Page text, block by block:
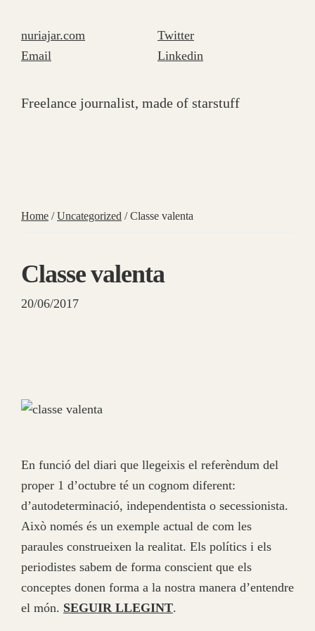
Freelance journalist, made of starstuff
nuriajar.com
Email
Twitter
Linkedin
Home / Uncategorized /Classe valenta
Classe valenta
20/06/2017
En funció del diari que llegeixis el referèndum del
proper 1 d’octubre té un cognom diferent:
d’autodeterminació, independentista o secessionista.
Això només és un exemple actual de com les
paraules construeixen la realitat. Els polítics i els
periodistes sabem de forma conscient que els
conceptes donen forma a la nostra manera d’entendre
el món. SEGUIR LLEGINT.